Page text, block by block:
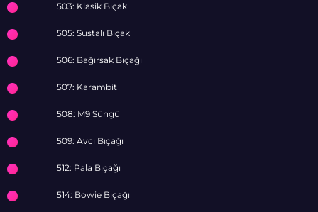
503: Klasik Bıçak
505: Sustalı Bıçak
506: Bağırsak Bıçağı
507: Karambit
508: M9 Süngü
509: Avcı Bıçağı
512: Pala Bıçağı
514: Bowie Bıçağı